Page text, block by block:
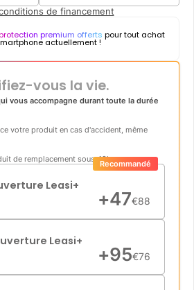
de financement
premium offerts pour tout achat
actuellement !
vous la vie.
vous accompagne durant toute la durée
votre produit en cas d'accident, même
de remplacement sous 48h
Leasi+
+47€88
Recommandé
Leasi+
+95€76